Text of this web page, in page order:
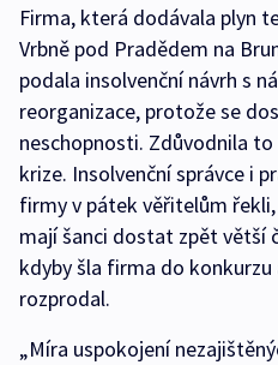
Firma, která dodávala plyn
Vrbně pod Pradědem na
podala insolvenční návrh s
reorganizace, protože se
neschopnosti. Zdůvodnila
krize. Insolvenční správce i
firmy v pátek věřitelům
mají šanci dostat zpět větší
kdyby šla firma do
rozprodal.
„Míra uspokojení